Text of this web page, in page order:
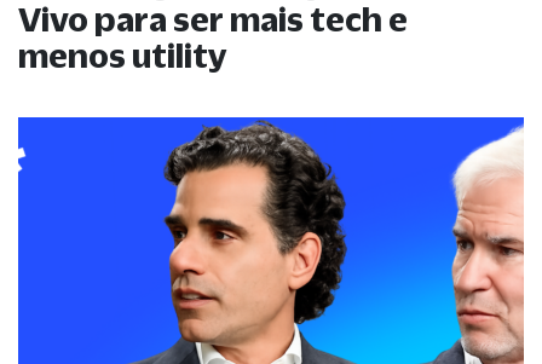
Vivo para ser mais tech e
menos utility